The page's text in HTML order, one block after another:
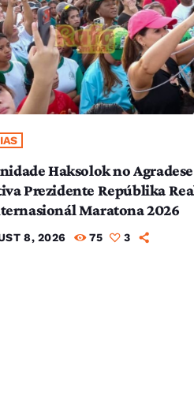
Haksolok no Agradese
Prezidente Repúblika
Maratona 2026
8, 2026 75 3